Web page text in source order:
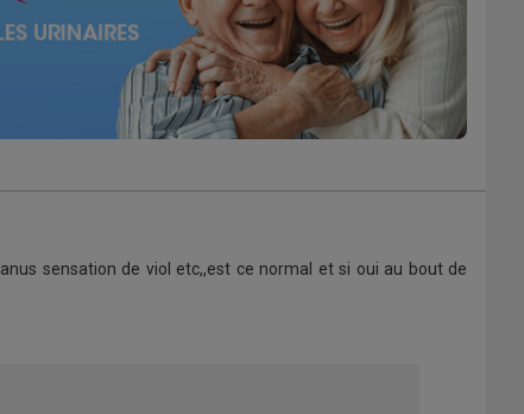
sensation de viol etc,,est ce normal et si oui au bout de